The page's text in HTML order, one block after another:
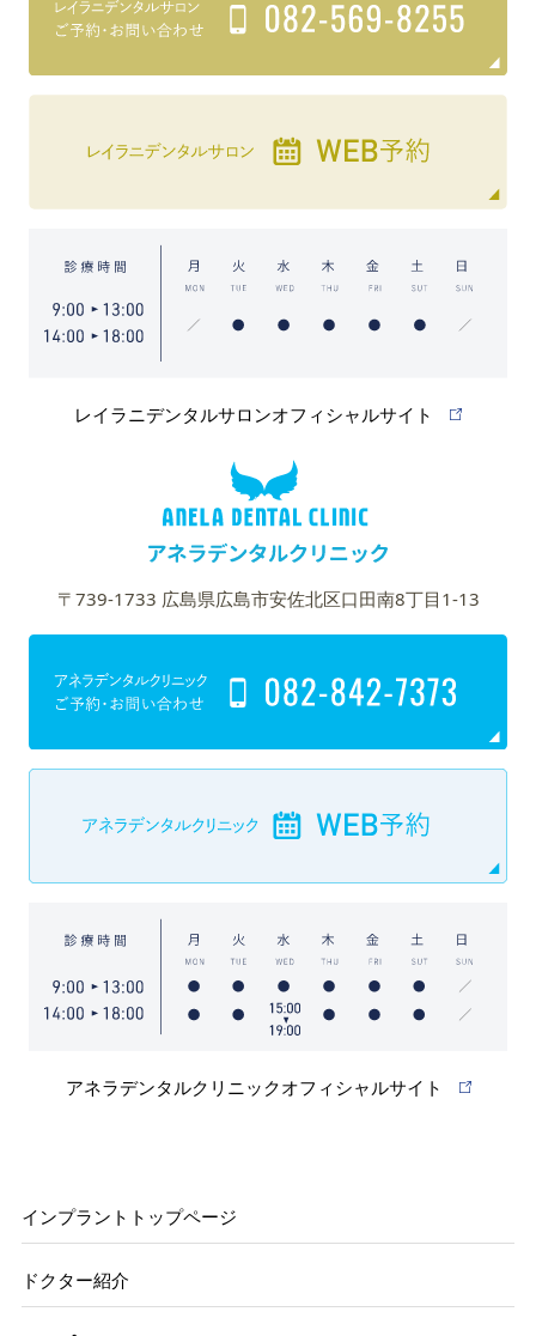
レイラニデンタルサロンオフィシャルサイト
〒739-1733 広島県広島市安佐北区口田南8丁目1-13
アネラデンタルクリニックオフィシャルサイト
インプラントトップページ
ドクター紹介